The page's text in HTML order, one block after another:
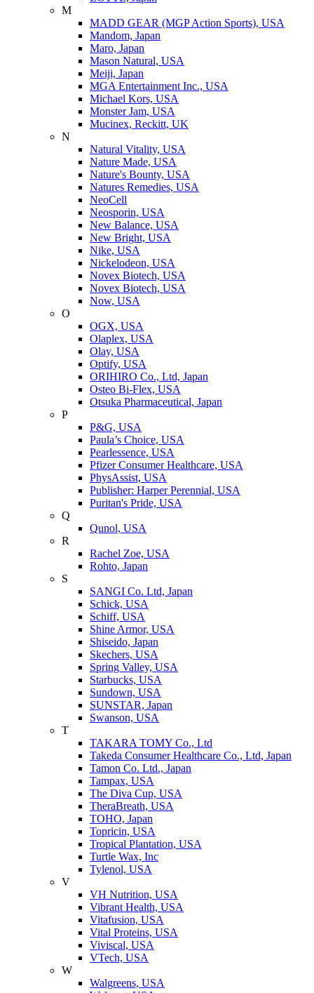
M
MADD GEAR (MGP Action Sports), USA
Mandom, Japan
Maro, Japan
Mason Natural, USA
Meiji, Japan
MGA Entertainment Inc., USA
Michael Kors, USA
Monster Jam, USA
Mucinex, Reckitt, UK
N
Natural Vitality, USA
Nature Made, USA
Nature's Bounty, USA
Natures Remedies, USA
NeoCell
Neosporin, USA
New Balance, USA
New Bright, USA
Nike, USA
Niсkelodeon, USA
Novex Biotech, USA
Novex Biotech, USA
Now, USA
O
OGX, USA
Olaplex, USA
Olay, USA
Optify, USA
ORIHIRO Co., Ltd, Japan
Osteo Bi-Flex, USA
Otsuka Pharmaceutical, Japan
P
P&G, USA
Paula’s Choice, USA
Pearlessence, USA
Pfizer Consumer Healthcare, USA
PhysAssist, USA
Publisher: Harper Perennial, USA
Puritan's Pride, USA
Q
Qunol, USA
R
Rachel Zoe, USA
Rohto, Japan
S
SANGI Co. Ltd, Japan
Schick, USA
Schiff, USA
Shine Armor, USA
Shiseido, Japan
Skechers, USA
Spring Valley, USA
Starbucks, USA
Sundown, USA
SUNSTAR, Japan
Swanson, USA
T
TAKARA TOMY Co., Ltd
Takeda Consumer Healthcare Co., Ltd, Japan
Tamon Co. Ltd., Japan
Tampax, USA
The Diva Cup, USA
TheraBreath, USA
TOHO, Japan
Topricin, USA
Tropical Plantation, USA
Turtle Wax, Inc
Tylenol, USA
V
VH Nutrition, USA
Vibrant Health, USA
Vitafusion, USA
Vital Proteins, USA
Viviscal, USA
VTech, USA
W
Walgreens, USA